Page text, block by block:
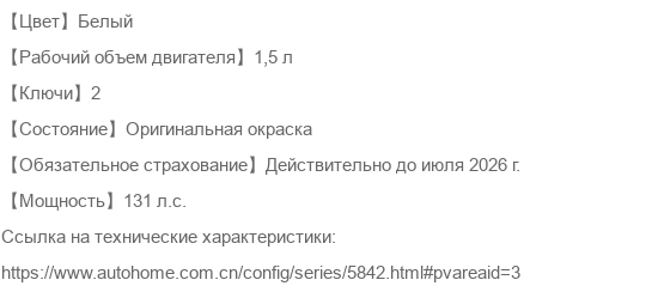
【Цвет】Белый
【Рабочий объем двигателя】1,5 л
【Ключи】2
【Состояние】Оригинальная окраска
【Обязательное страхование】Действительно до июля 2026 г.
【Мощность】131 л.с.
Ссылка на технические характеристики:
https://www.autohome.com.cn/config/series/5842.html#pvareaid=3